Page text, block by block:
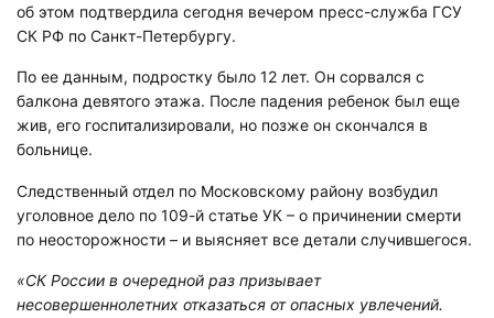
об этом подтвердила сегодня вечером пресс-служба ГСУ
СК РФ по Санкт-Петербургу.
По ее данным, подростку было 12 лет. Он сорвался с
балкона девятого этажа. После падения ребенок был еще
жив, его госпитализировали, но позже он скончался в
больнице.
Следственный отдел по Московскому району возбудил
уголовное дело по 109-й статье УК – о причинении смерти
по неосторожности – и выясняет все детали случившегося.
«СК России в очередной раз призывает
несовершеннолетних отказаться от опасных увлечений.